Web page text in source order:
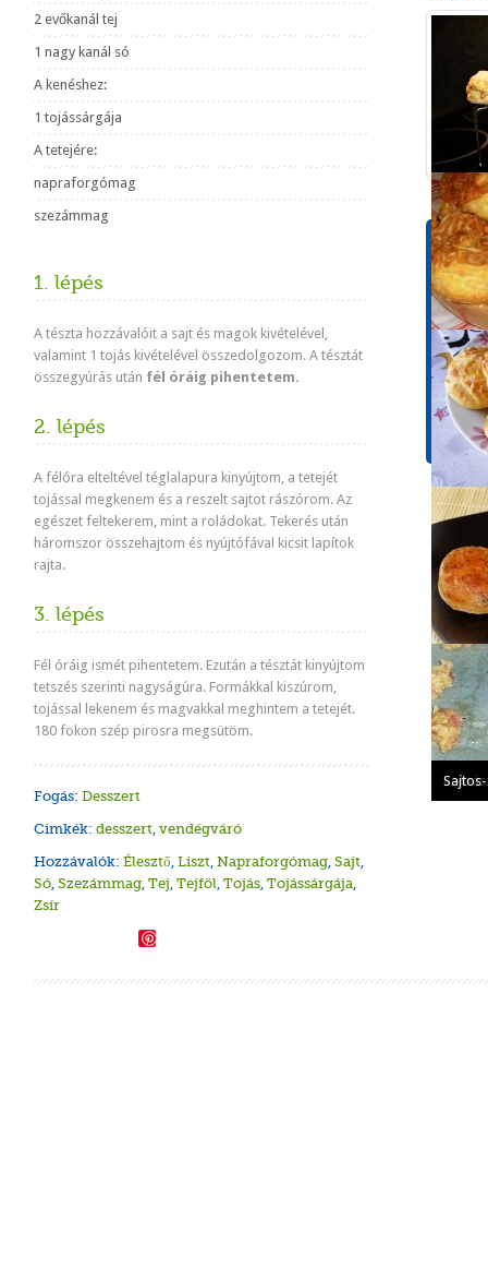
2 evőkanál tej
1 nagy kanál só
A kenéshez:
1 tojássárgája
A tetejére:
napraforgómag
szezámmag
1. lépés
A tészta hozzávalóit a sajt és magok kivételével,
valamint 1 tojás kivételével összedolgozom. A tésztát
összegyúrás után fél óráig pihentetem.
2. lépés
A félóra elteltével téglalapura kinyújtom, a tetejét
tojással megkenem és a reszelt sajtot rászórom. Az
egészet feltekerem, mint a roládokat. Tekerés után
háromszor összehajtom és nyújtófával kicsit lapítok
rajta.
3. lépés
Fél óráig ismét pihentetem. Ezután a tésztát kinyújtom
tetszés szerinti nagyságúra. Formákkal kiszúrom,
tojással lekenem és magvakkal meghintem a tetejét.
180 fokon szép pirosra megsütöm.
Fogás: Desszert
Cimkék: desszert, vendégváró
Hozzávalók: Élesztő, Liszt, Napraforgómag, Sajt,
Só, Szezámmag, Tej, Tejföl, Tojás, Tojássárgája,
Zsír
1
709
0.8g